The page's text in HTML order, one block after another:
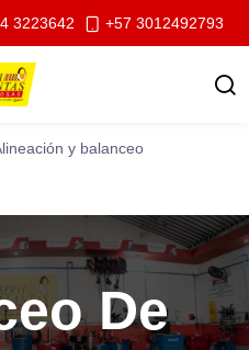
3223642 +57 3012492793
y balanceo
De